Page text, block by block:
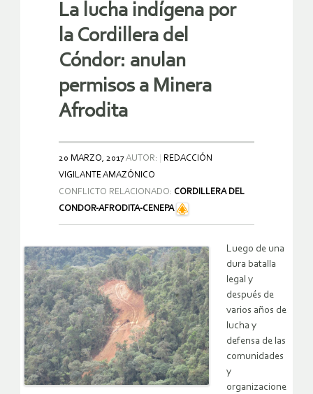
La lucha indígena por
la Cordillera del
Cóndor: anulan
permisos a Minera
Afrodita
20 MARZO, 2017AUTOR:
REDACCIÓN
VIGILANTE AMAZÓNICO
CONFLICTO RELACIONADO: CORDILLERA DEL
CONDOR-AFRODITA-CENEPA
Luego de una
dura batalla
legal y
después de
varios años de
lucha y
defensa de las
comunidades
y
organizacione